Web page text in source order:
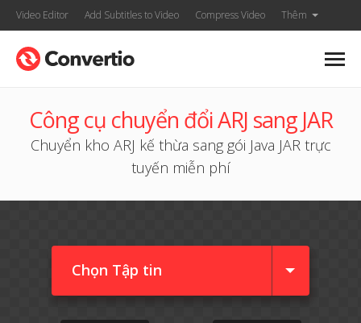
Video Editor Add Subtitles to Video Compress Video Thêm
Công cụ chuyển đổi ARJ sang JAR
Chuyển kho ARJ kế thừa sang gói Java JAR trực
tuyến miễn phí
Chọn Tập tin